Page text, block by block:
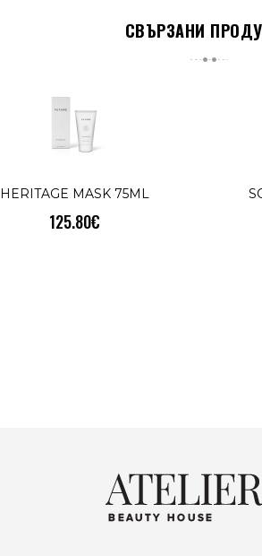
СВЪРЗАНИ
HERITAGE MASK 75ML
125.80€